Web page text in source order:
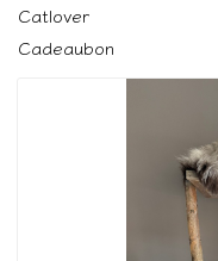
Catlover
Cadeaubon